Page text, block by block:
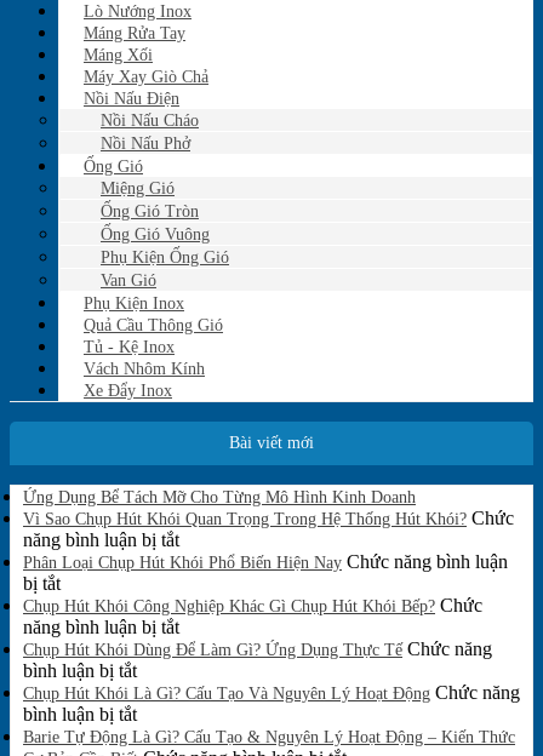
Lò Nướng Inox
Máng Rửa Tay
Máng Xối
Máy Xay Giò Chả
Nồi Nấu Điện
Nồi Nấu Cháo
Nồi Nấu Phở
Ống Gió
Miệng Gió
Ống Gió Tròn
Ống Gió Vuông
Phụ Kiện Ống Gió
Van Gió
Phụ Kiện Inox
Quả Cầu Thông Gió
Tủ - Kệ Inox
Vách Nhôm Kính
Xe Đẩy Inox
Bài viết mới
Ứng Dụng Bể Tách Mỡ Cho Từng Mô Hình Kinh Doanh
có
bình
luận
ở
Dụng
Tách
Cho
Từng
Hình
Vì Sao Chụp Hút Khói Quan Trọng Trong Hệ Thống Hút Khói? Chức
năng bình luận bị tắtở
Vì
Chụp
Hút
Khói
Trọng
Hệ
Phân Loại Chụp Hút Khói Phổ Biến Hiện Nay Chức năng bình luận
bị tắtở
Phân
Loại
Chụp
Hút
Khói
Phổ
Biến
Chụp Hút Khói Công Nghiệp Khác Gì Chụp Hút Khói Bếp? Chức
năng bình luận bị tắtở
Chụp
Khói
Nghiệp
Chụp Hút Khói Dùng Để Làm Gì? Ứng Dụng Thực Tế Chức năng
bình luận bị tắtở
Chụp
Hút
Khói
Chụp Hút Khói Là Gì? Cấu Tạo Và Nguyên Lý Hoạt Động Chức năng
bình luận bị tắtở
Chụp
Barie Tự Động Là Gì? Cấu Tạo & Nguyên Lý Hoạt Động – Kiến Thức